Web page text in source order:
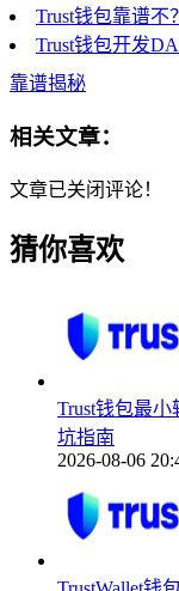
Trust钱包靠谱不
Trust钱包开发
靠谱揭秘
相关文章：
文章已关闭评论！
猜你喜欢
Trust钱包最
坑指南
2026-08-06